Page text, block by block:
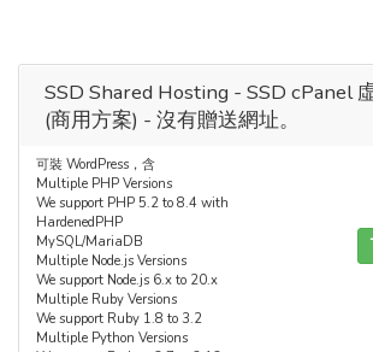
SSD Shared Hosting - SSD cPanel
(商用方案) - 沒有贈送網址。
可裝 WordPress，含
Multiple PHP Versions
We support PHP 5.2 to 8.4 with
HardenedPHP
MySQL/MariaDB
Multiple Node.js Versions
We support Node.js 6.x to 20.x
Multiple Ruby Versions
We support Ruby 1.8 to 3.2
Multiple Python Versions